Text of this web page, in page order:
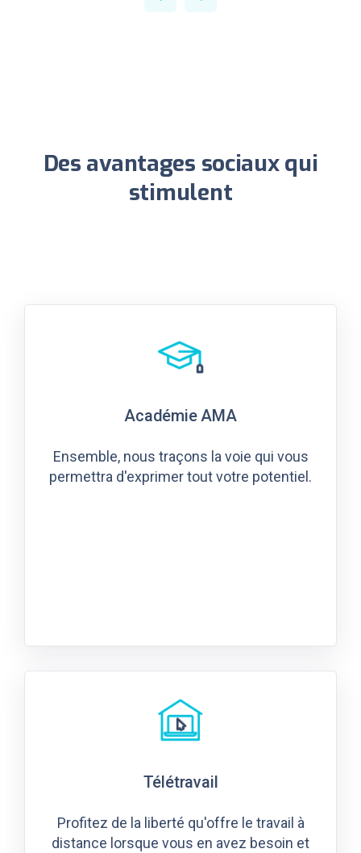
Des avantages sociaux qui
stimulent
Académie AMA
Ensemble, nous traçons la voie qui vous
permettra d'exprimer tout votre potentiel.
Télétravail
Profitez de la liberté qu'offre le travail à
distance lorsque vous en avez besoin et